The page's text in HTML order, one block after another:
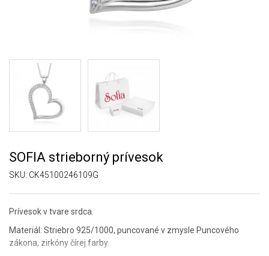
SOFIA strieborný prívesok
SKU: CK45100246109G
Prívesok v tvare srdca.
Materiál: Striebro 925/1000, puncované v zmysle Puncového
zákona, zirkóny čírej farby.